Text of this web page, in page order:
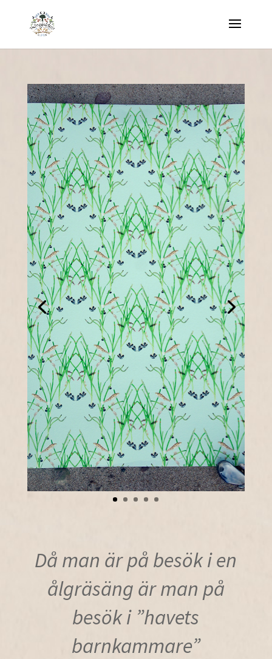
Då man är på besök i en
ålgräsäng är man på
besök i ”havets
barnkammare”